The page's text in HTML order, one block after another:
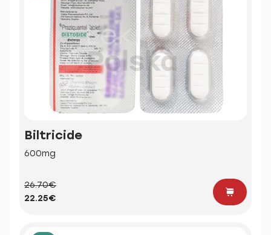
Biltricide
600mg
26.70€
22.25€